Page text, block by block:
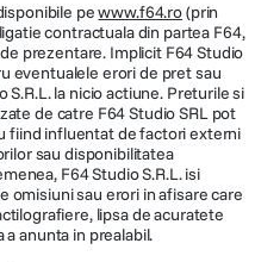
pewww.f64.ro(prin
contractuala din partea F64,
prezentare. Implicit F64 Studio
eventualele erori de pret sau
la nicio actiune. Preturile si
de catre F64 Studio SRL pot
fiind influentat de factori externi
sau disponibilitatea
F64 Studio S.R.L. isi
omisiuni sau erori in afisare care
lipsa de acuratete
anunta in prealabil.